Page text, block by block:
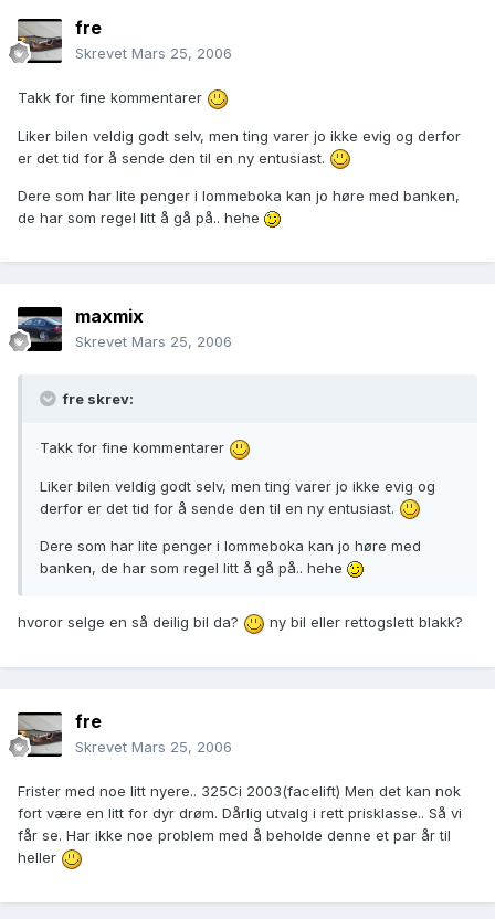
fre
Skrevet Mars 25, 2006
Takk for fine kommentarer
Liker bilen veldig godt selv, men ting varer jo ikke evig og derfor
er det tid for å sende den til en ny entusiast.
Dere som har lite penger i lommeboka kan jo høre med banken,
de har som regel litt å gå på.. hehe
maxmix
Skrevet Mars 25, 2006
fre skrev:
Takk for fine kommentarer
Liker bilen veldig godt selv, men ting varer jo ikke evig og
derfor er det tid for å sende den til en ny entusiast.
Dere som har lite penger i lommeboka kan jo høre med
banken, de har som regel litt å gå på.. hehe
hvoror selge en så deilig bil da? ny bil eller rettogslett blakk?
fre
Skrevet Mars 25, 2006
Frister med noe litt nyere.. 325Ci 2003(facelift) Men det kan nok
fort være en litt for dyr drøm. Dårlig utvalg i rett prisklasse.. Så vi
får se. Har ikke noe problem med å beholde denne et par år til
heller